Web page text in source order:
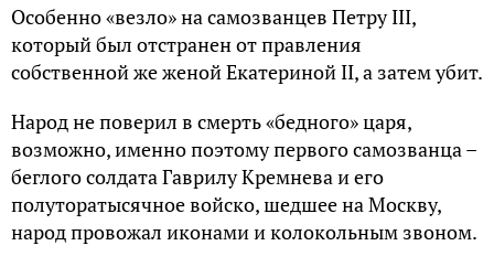
Особенно «везло» на самозванцев Петру III,
который был отстранен от правления
собственной же женой Екатериной II, а затем убит.
Народ не поверил в смерть «бедного» царя,
возможно, именно поэтому первого самозванца –
беглого солдата Гаврилу Кремнева и его
полуторатысячное войско, шедшее на Москву,
народ провожал иконами и колокольным звоном.